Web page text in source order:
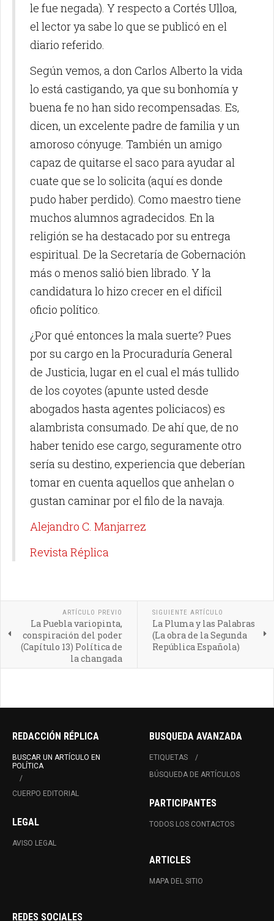
le fue negada). Y respecto a Cortés Ulloa,
el lector ya sabe lo que se publicó en el
diario referido.
Según vemos, a don Carlos Alberto la vida
lo está castigando, ya que su bonhomía y
buena fe no han sido recompensadas. Es,
dicen, un excelente padre de familia y un
amoroso cónyuge. También un amigo
capaz de quitarse el saco para ayudar al
cuate que se lo solicita (aquí es donde
pudo haber perdido). Como maestro tiene
muchos alumnos agradecidos. En la
religión se ha destacado por su entrega
espiritual. De la Secretaría de Gobernación
más o menos salió bien librado. Y la
candidatura lo hizo crecer en el difícil
oficio político.
¿Por qué entonces la mala suerte? Pues
por su cargo en la Procuraduría General
de Justicia, lugar en el cual el más tullido
de los coyotes (apunte usted desde
abogados hasta agentes policiacos) es
alambrista consumado. De ahí que, de no
haber tenido ese cargo, seguramente otro
sería su destino, experiencia que deberían
tomar en cuenta aquellos que anhelan o
gustan caminar por el filo de la navaja.
Alejandro C. Manjarrez
Revista Réplica
ARTÍCULO PREVIO
La Puebla variopinta,
conspiración del poder
(Capítulo 13) Política de
la changada
SIGUIENTE ARTÍCULO
La Pluma y las Palabras
(La obra de la Segunda
República Española)
REDACCIÓN RÉPLICA
BUSCAR UN ARTÍCULO EN
POLÍTICA
CUERPO EDITORIAL
LEGAL
AVISO LEGAL
BUSQUEDA AVANZADA
ETIQUETAS
BÚSQUEDA DE ARTÍCULOS
PARTICIPANTES
TODOS LOS CONTACTOS
ARTICLES
MAPA DEL SITIO
REDES SOCIALES